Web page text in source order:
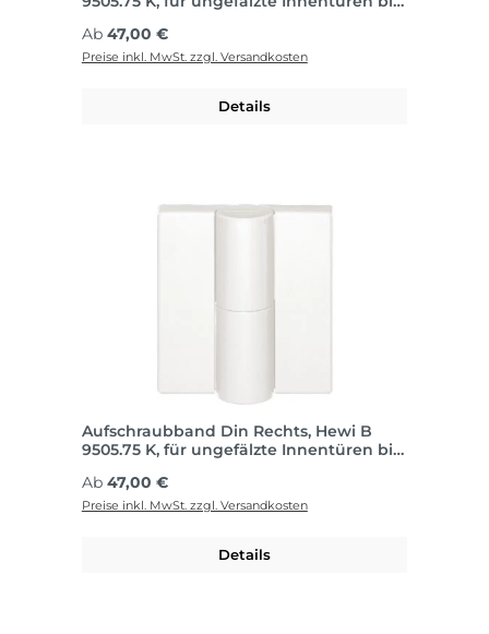
Regulärer Preis:
Ab 47,00 €
Preise inkl. MwSt. zzgl. Versandkosten
Details
Aufschraubband Din Rechts, Hewi B
9505.75 K, für ungefälzte Innentüren bis
Regulärer Preis:
Ab 47,00 €
Preise inkl. MwSt. zzgl. Versandkosten
Details